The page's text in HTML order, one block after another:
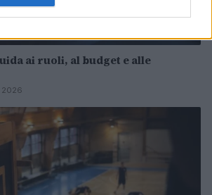
ai ruoli, al budget e alle
2026